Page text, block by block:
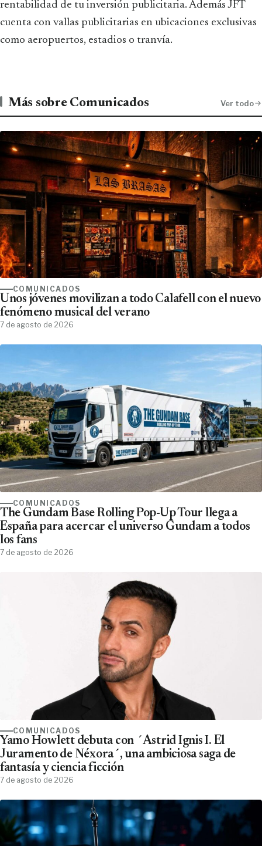
rentabilidad de tu inversión publicitaria. Además JFT
cuenta con vallas publicitarias en ubicaciones exclusivas
como aeropuertos, estadios o tranvía.
Más sobre Comunicados Ver todo
COMUNICADOS
Unos jóvenes movilizan a todo Calafell con el nuevo
fenómeno musical del verano
7 de agosto de 2026
COMUNICADOS
The Gundam Base Rolling Pop-Up Tour llega a
España para acercar el universo Gundam a todos
los fans
7 de agosto de 2026
COMUNICADOS
Yamo Howlett debuta con ´Astrid Ignis I. El
Juramento de Néxora´, una ambiciosa saga de
fantasía y ciencia ficción
7 de agosto de 2026